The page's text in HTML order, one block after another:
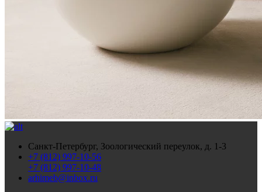
Санкт-Петербург, Зоологический переулок, д. 1-3
+7 (812) 997-10-56
+7 (812) 997-10-48
arhimeb@inbox.ru